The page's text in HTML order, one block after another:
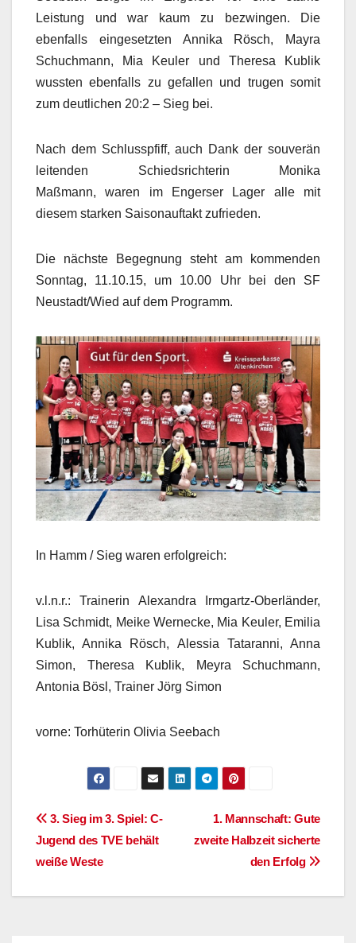
Leistung und war kaum zu bezwingen. Die
ebenfalls eingesetzten Annika Rösch, Mayra
Schuchmann, Mia Keuler und Theresa Kublik
wussten ebenfalls zu gefallen und trugen somit
zum deutlichen 20:2 – Sieg bei.
Nach dem Schlusspfiff, auch Dank der souverän
leitenden Schiedsrichterin Monika
Maßmann, waren im Engerser Lager alle mit
diesem starken Saisonauftakt zufrieden.
Die nächste Begegnung steht am kommenden
Sonntag, 11.10.15, um 10.00 Uhr bei den SF
Neustadt/Wied auf dem Programm.
In Hamm / Sieg waren erfolgreich:
v.l.n.r.: Trainerin Alexandra Irmgartz-Oberländer,
Lisa Schmidt, Meike Wernecke, Mia Keuler, Emilia
Kublik, Annika Rösch, Alessia Tataranni, Anna
Simon, Theresa Kublik, Meyra Schuchmann,
Antonia Bösl, Trainer Jörg Simon
vorne: Torhüterin Olivia Seebach
Beitragsnavigation1. Mannschaft: Gute
zweite Halbzeit sicherte
den Erfolg
3. Sieg im 3. Spiel: C-
Jugend des TVE behält
weiße Weste